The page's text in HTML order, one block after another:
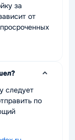
за
от
следует
по